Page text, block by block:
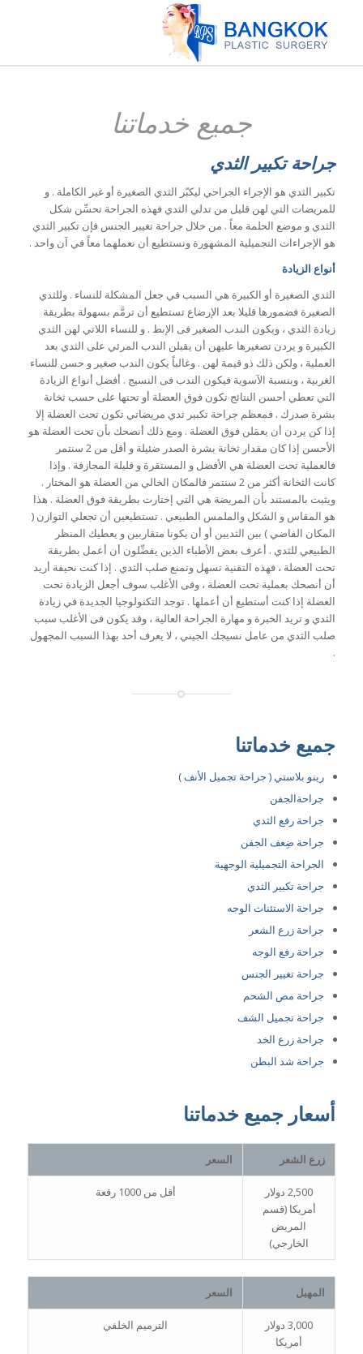
جميع خدماتنا
جراحة تكبير الثدي
تكبير الثدي هو الإجراء الجراحي ليكبّر الثدي الصغيرة أو غير الكاملة . و
للمريضات التي لهن قليل من تدلي الثدي فهذه الجراحة تحسِّن شكل
الثدي و موضع الحلمة معاً . من خلال جراحة تغيير الجنس فإن تكبير الثدي
هو الإجراءات التجميلية المشهورة ونستطيع أن نعملهما معاً في آن واحد .
أنواع الزيادة
الثدي الصغيرة أو الكبيرة هي السبب في جعل المشكلة للنساء . وللثدي
الصغيرة فضمورها قليلا بعد الإرضاع تستطيع أن ترمَّم بسهولة بطريقة
زيادة الثدي ، ويكون الندب الصغير فى الإبط . و للنساء اللاتي لهن الثدي
الكبيرة و يردن تصغيرها عليهن أن يقبلن الندب المرئي على الثدي بعد
العملية ، ولكن ذلك ذو قيمة لهن . وغالباً يكون الندب صغير و حسن للنساء
الغربية ، وبنسبة الآسوية فيكون الندب فى النسيج . أفضل أنواع الزيادة
التي تعطي أحسن النتائج تكون فوق العضلة أو تحتها على حسب ثخانة
بشرة صدرك . فمعظم جراحة تكبير ثدي مريضاتي تكون تحت العضلة إلا
إذا كن يردن أن يعمَلن فوق العضلة . ومع ذلك أنصحك بأن تحت العضلة هو
الأحسن إذا كان مقدار ثخانة بشرة الصدر ضئيلة و أقل من 2 سنتمر
فالعملية تحت العضلة هي الأفضل و المستقرة و قليلة المجازفة . وإذا
كانت الثخانة أكثر من 2 سنتمر فالمكان الخالي من العضلة هو المختار .
ويثبت بالمستند بأن المريضة هي التي إختارت بطريقة فوق العضلة . هذا
هو المقاس و الشكل والملمس الطبيعي . تستطيعين أن تجعلي التوازن (
المكان الفاضي ) بين الثديين أو أن يكونا متقاربين و يعطيك المنظر
الطبيعي للثدي . أعرف بعض الأطباء الذين يفضِّلون أن أعمل بطريقة
تحت العضلة ، فهذه التقنية تسهل وتمنع صلب الثدي . إذا كنت نحيفة أريد
أن أنصحك بعملية تحت العضلة ، وفى الأغلب سوف أجعل الزيادة تحت
العضلة إذا كنت أستطيع أن أعملها . توجد التكنولوجيا الجديدة في زيادة
الثدي و تريد الخبرة و مهارة الجراحة العالية ، وقد يكون فى الأغلب سبب
صلب الثدي من عامل نسيجك الجيني ، لا يعرف أحد بهذا السبب المجهول
.
جميع خدماتنا
رينو بلاستي ( جراحة تجميل الأنف )
جراحةالجفن
جراحة رفع الثدي
جراحة ضِعف الجفن
الجراحة التجميلية الوجهية
جراحة تكبير الثدي
جراحة الاستئناث الوجه
جراحة زرع الشعر
جراحة رفع الوجه
جراحة تغيير الجنس
جراحة مص الشحم
جراحة تجميل الشف
جراحة زرع الخد
جراحة شد البطن
أسعار جميع خدماتنا
زرع الشعر السعر
2,500 دولار
أمريكا (قسم
المريض
الخارجي)
أقل من 1000 رقعة
المهبل السعر
3,000 دولار
أمريكا
الترميم الخلفي